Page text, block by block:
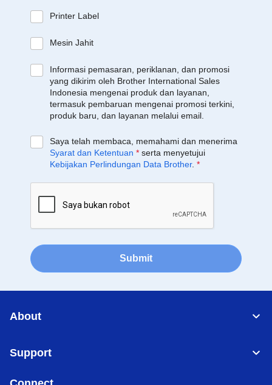
Printer Label
Mesin Jahit
Informasi pemasaran, periklanan, dan promosi
yang dikirim oleh Brother International Sales
Indonesia mengenai produk dan layanan,
termasuk pembaruan mengenai promosi terkini,
produk baru, dan layanan melalui email.
Saya telah membaca, memahami dan menerima
Syarat dan Ketentuan * serta menyetujui
Kebijakan Perlindungan Data Brother. *
Submit
About
Support